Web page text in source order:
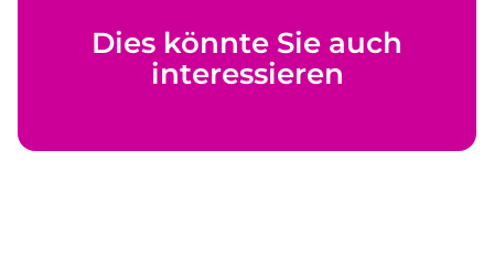
Dies könnte Sie auch
interessieren